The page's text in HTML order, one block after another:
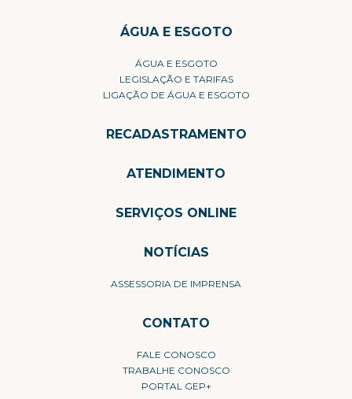
ÁGUA E ESGOTO
ÁGUA E ESGOTO
LEGISLAÇÃO E TARIFAS
LIGAÇÃO DE ÁGUA E ESGOTO
RECADASTRAMENTO
ATENDIMENTO
SERVIÇOS ONLINE
NOTÍCIAS
ASSESSORIA DE IMPRENSA
CONTATO
FALE CONOSCO
TRABALHE CONOSCO
PORTAL GEP+